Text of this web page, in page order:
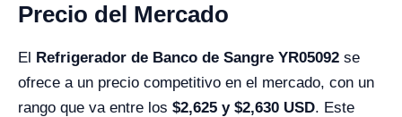
Precio del Mercado
El Refrigerador de Banco de Sangre YR05092 se
ofrece a un precio competitivo en el mercado, con un
rango que va entre los $2,625 y $2,630 USD. Este